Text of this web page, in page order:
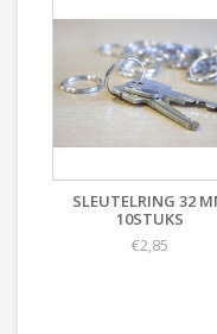
SLEUTELRING 32
10STUKS
€2,85